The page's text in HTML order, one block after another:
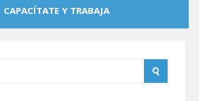
CAPACÍTATE Y TRABAJA